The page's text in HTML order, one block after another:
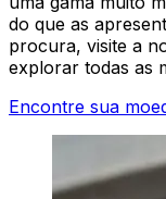
do que as
procura, visite a
explorar todas as
Encontre sua